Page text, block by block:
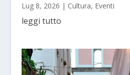
Lug 8, 2026 | Cultura, Eventi
leggi tutto